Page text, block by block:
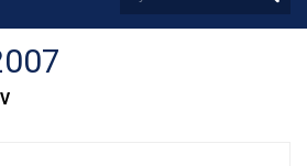
V